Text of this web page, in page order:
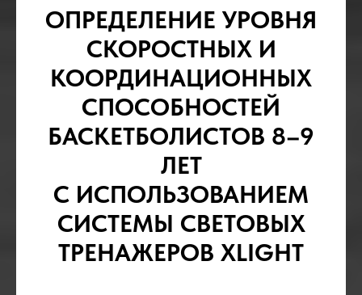
ОПРЕДЕЛЕНИЕ УРОВНЯ
СКОРОСТНЫХ И
КООРДИНАЦИОННЫХ
СПОСОБНОСТЕЙ
БАСКЕТБОЛИСТОВ 8–9
ЛЕТ
С ИСПОЛЬЗОВАНИЕМ
СИСТЕМЫ СВЕТОВЫХ
ТРЕНАЖЕРОВ XLIGHT